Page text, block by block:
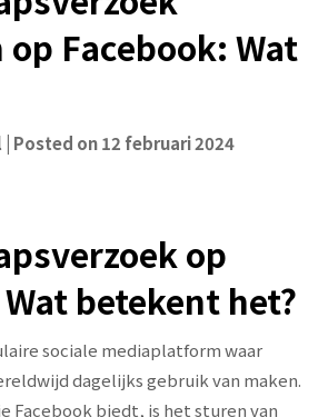
Facebook: Wat
Posted on12 februari 2024
op
betekent het?
sociale mediaplatform waar
dagelijks gebruik van maken.
Facebook biedt, is het sturen van